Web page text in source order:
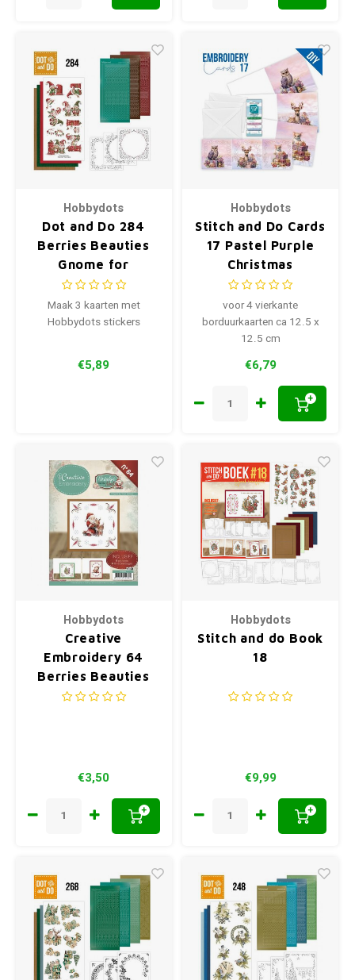
Hobbydots
Dot and Do 284
Berries Beauties
Gnome for
Christmas
Maak 3 kaarten met
Hobbydots stickers
€5,89
Hobbydots
Stitch and Do Cards
17 Pastel Purple
Christmas
voor 4 vierkante
borduurkaarten ca 12.5 x
12.5 cm
€6,79
+
Hobbydots
Creative
Embroidery 64
Berries Beauties
Nostalgic Noel
€3,50
+
Hobbydots
Stitch and do Book
18
€9,99
+